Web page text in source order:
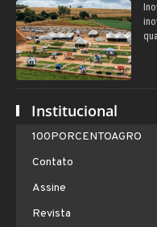
Institucional
100PORCENTOAGRO
Contato
Assine
Revista